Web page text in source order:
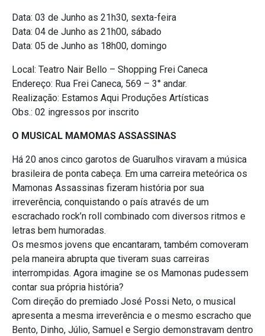
Data: 03 de Junho as 21h30, sexta-feira
Data: 04 de Junho as 21h00, sábado
Data: 05 de Junho as 18h00, domingo
Local: Teatro Nair Bello – Shopping Frei Caneca
Endereço: Rua Frei Caneca, 569 – 3° andar.
Realização: Estamos Aqui Produções Artísticas
Obs.: 02 ingressos por inscrito
O MUSICAL MAMOMAS ASSASSINAS
Há 20 anos cinco garotos de Guarulhos viravam a música
brasileira de ponta cabeça. Em uma carreira meteórica os
Mamonas Assassinas fizeram história por sua
irreverência, conquistando o país através de um
escrachado rock’n roll combinado com diversos ritmos e
letras bem humoradas.
Os mesmos jovens que encantaram, também comoveram
pela maneira abrupta que tiveram suas carreiras
interrompidas. Agora imagine se os Mamonas pudessem
contar sua própria história?
Com direção do premiado José Possi Neto, o musical
apresenta a mesma irreverência e o mesmo escracho que
Bento, Dinho, Júlio, Samuel e Sergio demonstravam dentro